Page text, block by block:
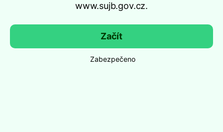
www.sujb.gov.cz.
Začít
Zabezpečeno